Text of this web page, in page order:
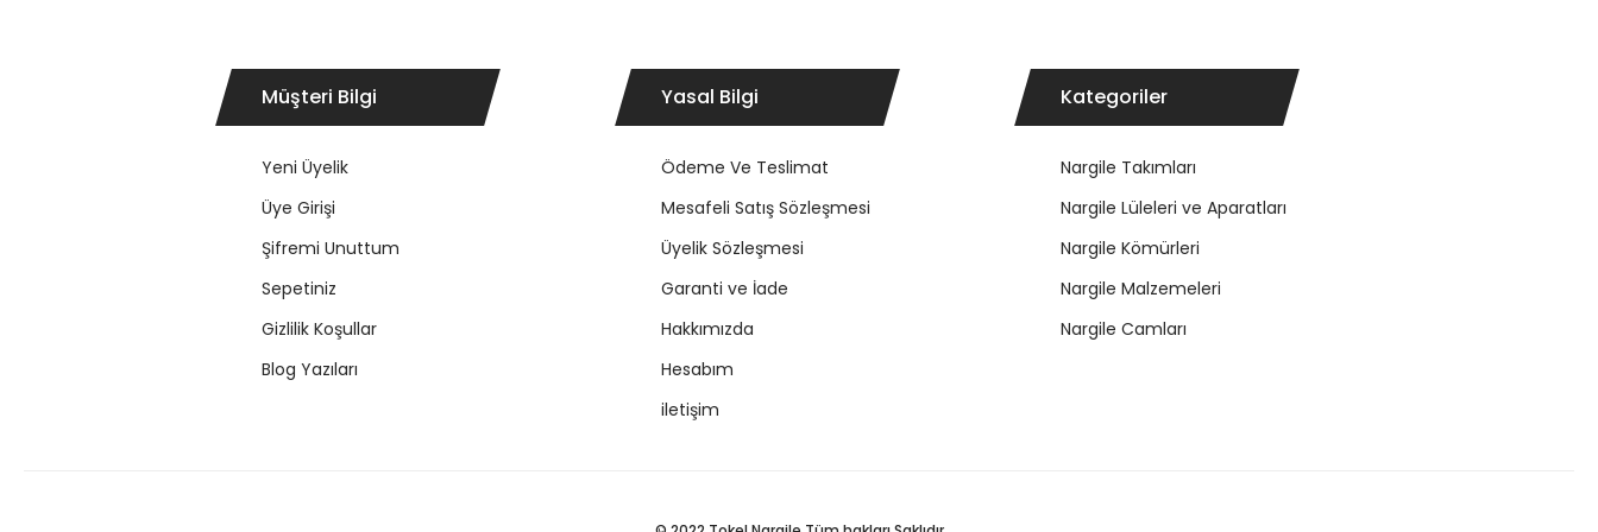
Müşteri Bilgi
Yeni Üyelik
Üye Girişi
Şifremi Unuttum
Sepetiniz
Gizlilik Koşullar
Blog Yazıları
Yasal Bilgi
Ödeme Ve Teslimat
Mesafeli Satış Sözleşmesi
Üyelik Sözleşmesi
Garanti ve İade
Hakkımızda
Hesabım
iletişim
Kategoriler
Nargile Takımları
Nargile Lüleleri ve Aparatları
Nargile Kömürleri
Nargile Malzemeleri
Nargile Camları